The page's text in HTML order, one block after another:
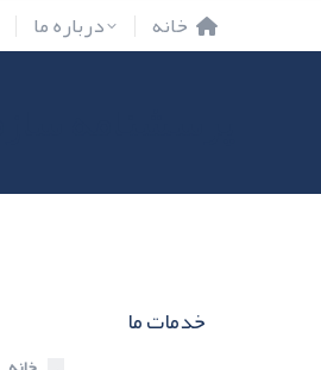
خانه درباره ما
خدمات ما